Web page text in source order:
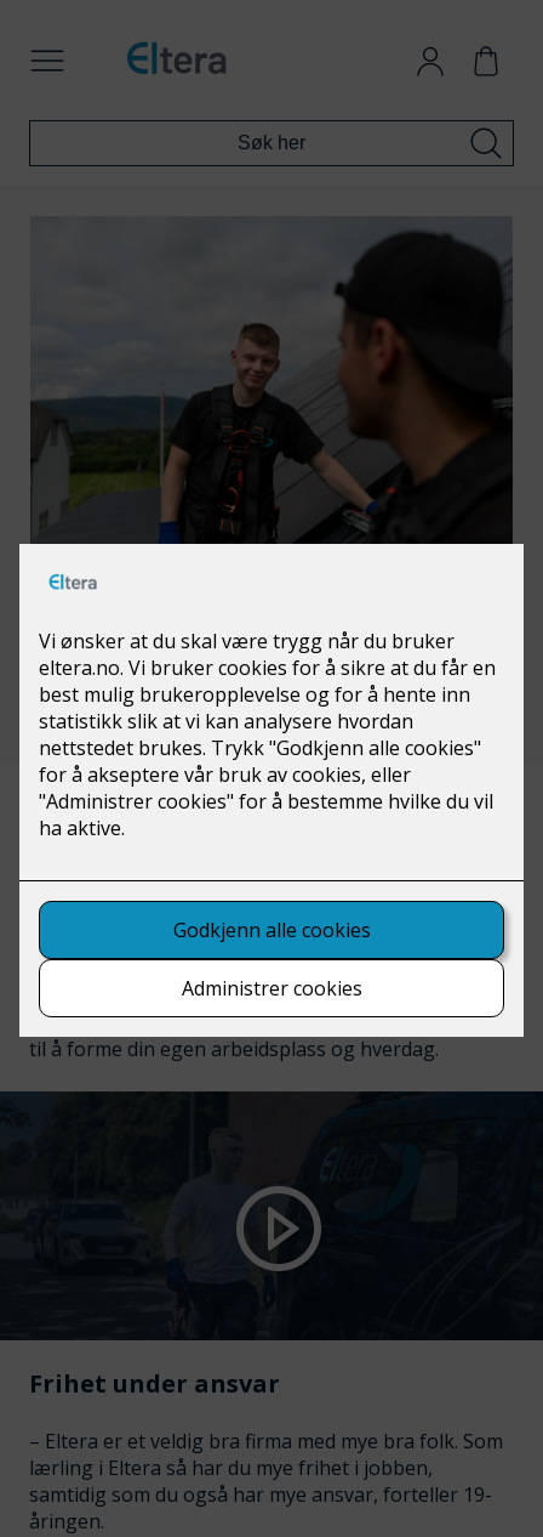
– Det å være lærling i
Eltera er veldig positivt
19-åringen Felix jobber som lærling i Eltera,
og skal snart på utplassering til Sardinia!
– Det å være lærling i Eltera er veldig positivt. Hvis du
går elektro og vurderer å gå ut i lære så anbefaler
jeg å søke Eltera, sier Felix.
Vi i Eltera arbeider for at våre ansatte skal glede seg
til å gå på jobb hver dag. Hos oss får du muligheten
til å forme din egen arbeidsplass og hverdag.
Frihet under ansvar
– Eltera er et veldig bra firma med mye bra folk. Som
lærling i Eltera så har du mye frihet i jobben,
samtidig som du også har mye ansvar, forteller 19-
åringen.